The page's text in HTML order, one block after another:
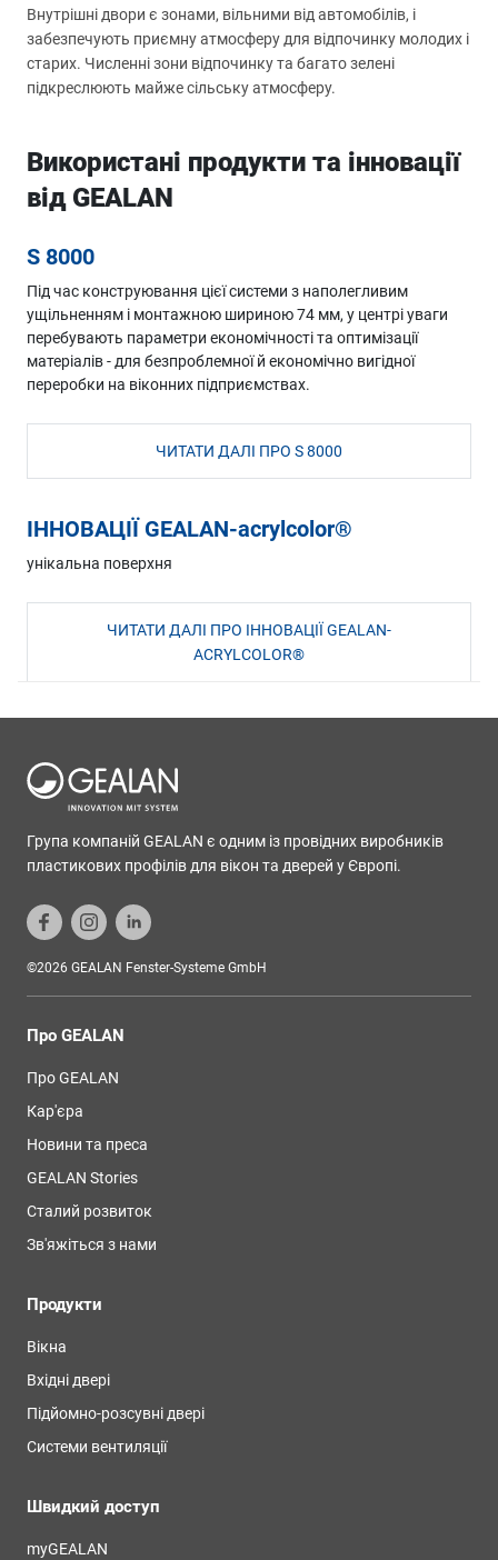
Внутрішні двори є зонами, вільними від автомобілів, і
забезпечують приємну атмосферу для відпочинку молодих і
старих. Численні зони відпочинку та багато зелені
підкреслюють майже сільську атмосферу.
Використані продукти та інновації
від GEALAN
S 8000
Під час конструювання цієї системи з наполегливим
ущільненням і монтажною шириною 74 мм, у центрі уваги
перебувають параметри економічності та оптимізації
матеріалів - для безпроблемної й економічно вигідної
переробки на віконних підприємствах.
ЧИТАТИ ДАЛІ ПРО S 8000
ІННОВАЦІЇ GEALAN-acrylcolor®
унікальна поверхня
ЧИТАТИ ДАЛІ ПРО ІННОВАЦІЇ GEALAN-
ACRYLCOLOR®
Група компаній GEALAN є одним із провідних виробників
пластикових профілів для вікон та дверей у Європі.
©2026 GEALAN Fenster-Systeme GmbH
Про GEALAN
Про GEALAN
Кар'єра
Новини та преса
GEALAN Stories
Сталий розвиток
Зв'яжіться з нами
Продукти
Вікна
Вхідні двері
Підйомно-розсувні двері
Системи вентиляції
Швидкий доступ
myGEALAN